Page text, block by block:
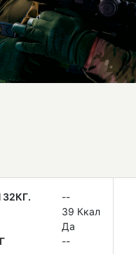
--
39 Ккал
Да
--